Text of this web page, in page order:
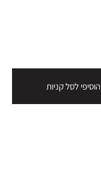
הוסיפי לסל קניות